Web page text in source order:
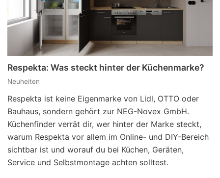
Respekta: Was steckt hinter der Küchenmarke?
Neuheiten
Respekta ist keine Eigenmarke von Lidl, OTTO oder
Bauhaus, sondern gehört zur NEG-Novex GmbH.
Küchenfinder verrät dir, wer hinter der Marke steckt,
warum Respekta vor allem im Online- und DIY-Bereich
sichtbar ist und worauf du bei Küchen, Geräten,
Service und Selbstmontage achten solltest.